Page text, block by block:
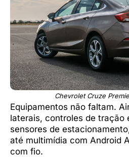
Chevrolet Cruze
Equipamentos não faltam.
laterais, controles de tração
sensores de
até multimídia com Android
com fio.